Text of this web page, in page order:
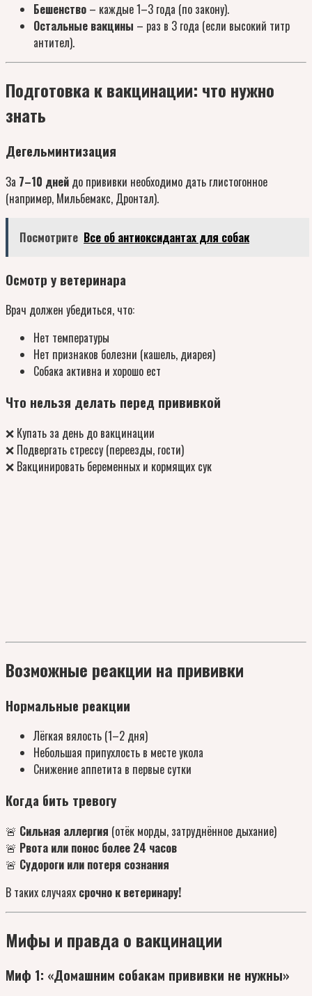
Бешенство – каждые 1–3 года (по закону).
Остальные вакцины – раз в 3 года (если высокий титр
антител).
Подготовка к вакцинации: что нужно
знать
Дегельминтизация
За 7–10 дней до прививки необходимо дать глистогонное
(например, Мильбемакс, Дронтал).
Посмотрите Все об антиоксидантах для собак
Осмотр у ветеринара
Врач должен убедиться, что:
Нет температуры
Нет признаков болезни (кашель, диарея)
Собака активна и хорошо ест
Что нельзя делать перед прививкой
❌ Купать за день до вакцинации
❌ Подвергать стрессу (переезды, гости)
❌ Вакцинировать беременных и кормящих сук
Возможные реакции на прививки
Нормальные реакции
Лёгкая вялость (1–2 дня)
Небольшая припухлость в месте укола
Снижение аппетита в первые сутки
Когда бить тревогу
🚨 Сильная аллергия (отёк морды, затруднённое дыхание)
🚨 Рвота или понос более 24 часов
🚨 Судороги или потеря сознания
В таких случаях срочно к ветеринару!
Мифы и правда о вакцинации
Миф 1: «Домашним собакам прививки не нужны»